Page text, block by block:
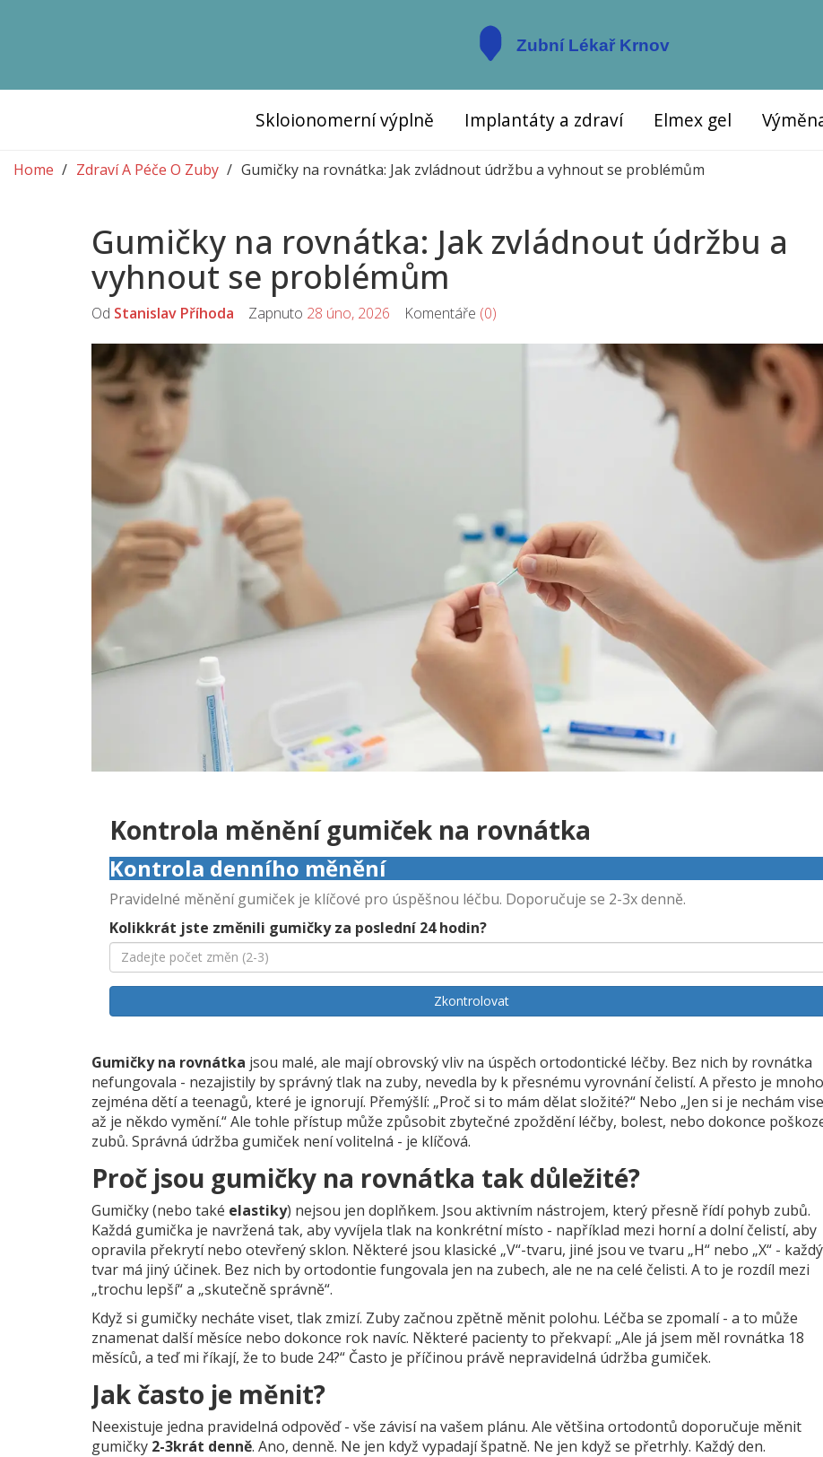
Skloionomerní výplně Implantáty a zdraví Elmex gel
Home Zdraví A Péče O Zuby Gumičky na rovnátka: Jak zvládnout údržbu a vyhnout se problémům
Gumičky na rovnátka: Jak zvládnout údržbu a
vyhnout se problémům
Od Stanislav Příhoda Zapnuto 28 úno, 2026 Komentáře (0)
Kontrola měnění gumiček na rovnátka
Kontrola denního měnění
Pravidelné měnění gumiček je klíčové pro úspěšnou léčbu. Doporučuje se 2-3x denně.
Kolikkrát jste změnili gumičky za poslední 24 hodin?
Zkontrolovat
Gumičky na rovnátka jsou malé, ale mají obrovský vliv na úspěch ortodontické léčby. Bez nich by rovnátka
nefungovala - nezajistily by správný tlak na zuby, nevedla by k přesnému vyrovnání čelistí. A přesto je
zejména dětí a teenagů, které je ignorují. Přemýšlí: „Proč si to mám dělat složité?“ Nebo „Jen si je nechám
až je někdo vymění.“ Ale tohle přístup může způsobit zbytečné zpoždění léčby, bolest, nebo dokonce
zubů. Správná údržba gumiček není volitelná - je klíčová.
Proč jsou gumičky na rovnátka tak důležité?
Gumičky (nebo také elastiky) nejsou jen doplňkem. Jsou aktivním nástrojem, který přesně řídí pohyb zubů.
Každá gumička je navržená tak, aby vyvíjela tlak na konkrétní místo - například mezi horní a dolní čelistí, aby
opravila překrytí nebo otevřený sklon. Některé jsou klasické „V“-tvaru, jiné jsou ve tvaru „H“ nebo „X“ - každý
tvar má jiný účinek. Bez nich by ortodontie fungovala jen na zubech, ale ne na celé čelisti. A to je rozdíl mezi
„trochu lepší“ a „skutečně správně“.
Když si gumičky necháte viset, tlak zmizí. Zuby začnou zpětně měnit polohu. Léčba se zpomalí - a to může
znamenat další měsíce nebo dokonce rok navíc. Některé pacienty to překvapí: „Ale já jsem měl rovnátka 18
měsíců, a teď mi říkají, že to bude 24?“ Často je příčinou právě nepravidelná údržba gumiček.
Jak často je měnit?
Neexistuje jedna pravidelná odpověď - vše závisí na vašem plánu. Ale většina ortodontů doporučuje měnit
gumičky 2-3krát denně. Ano, denně. Ne jen když vypadají špatně. Ne jen když se přetrhly. Každý den.